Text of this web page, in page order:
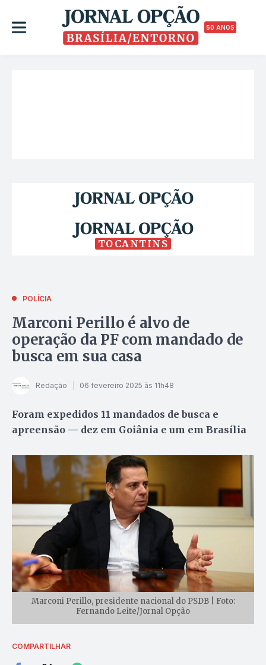
50 ANOS
TOCANTINS
POLÍCIA
Marconi Perillo é alvo de
operação da PF com mandado de
busca em sua casa
Redação 06 fevereiro 2025 às 11h48
Foram expedidos 11 mandados de busca e
apreensão — dez em Goiânia e um em Brasília
Marconi Perillo, presidente nacional do PSDB | Foto:
Fernando Leite/Jornal Opção
COMPARTILHAR